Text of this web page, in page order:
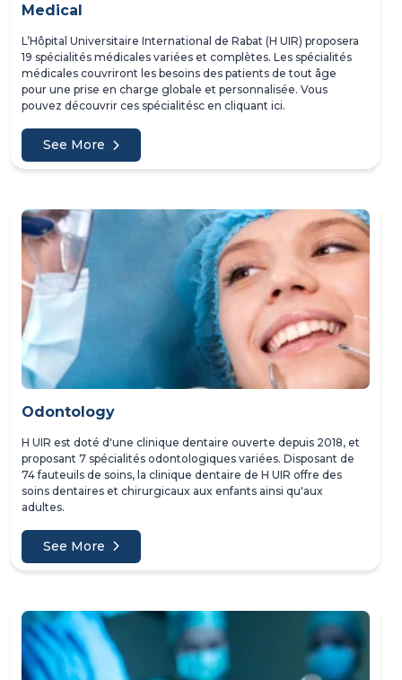
Medical
L’Hôpital Universitaire International de Rabat (H UIR) proposera
19 spécialités médicales variées et complètes. Les spécialités
médicales couvriront les besoins des patients de tout âge
pour une prise en charge globale et personnalisée. Vous
pouvez découvrir ces spécialitésc en cliquant ici.
See More
Odontology
H UIR est doté d'une clinique dentaire ouverte depuis 2018, et
proposant 7 spécialités odontologiques variées. Disposant de
74 fauteuils de soins, la clinique dentaire de H UIR offre des
soins dentaires et chirurgicaux aux enfants ainsi qu'aux
adultes.
See More